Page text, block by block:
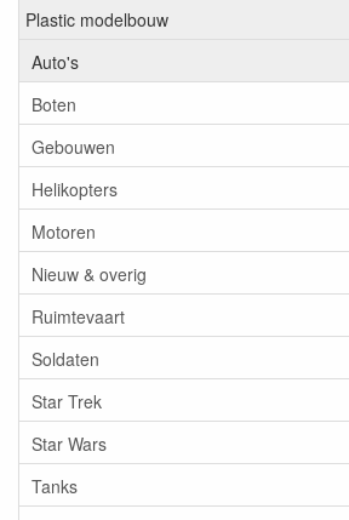
Plastic modelbouw
Auto's
Boten
Gebouwen
Helikopters
Motoren
Nieuw & overig
Ruimtevaart
Soldaten
Star Trek
Star Wars
Tanks